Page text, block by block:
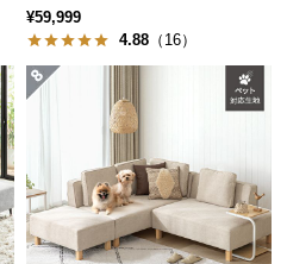
字 ホテルライク 高級感
¥59,999
4.88 （16）